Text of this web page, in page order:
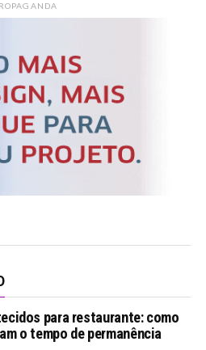
para restaurante: como
o tempo de permanência